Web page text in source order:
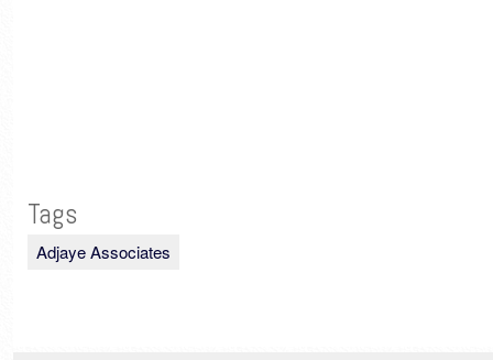
Tags
Adjaye Associates